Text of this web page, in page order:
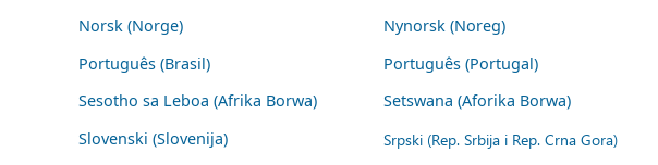
Norsk (Norge)
Nynorsk (Noreg)
Português (Brasil) Português (Portugal)
Sesotho sa Leboa (Afrika Borwa)
Setswana (Aforika Borwa)
Slovenski (Slovenija) Srpski (Rep. Srbija i Rep. Crna Gora)